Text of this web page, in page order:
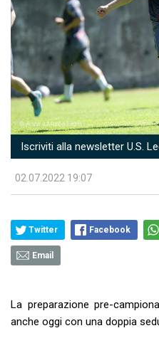
Iscriviti alla newsletter U.S.
02.07.2022 19:07
Twitter Facebook
Email
La preparazione pre-
anche oggi con una doppia